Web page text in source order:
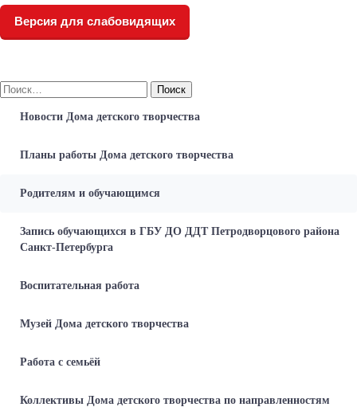
Версия для слабовидящих
Найти:
Новости Дома детского творчества
Планы работы Дома детского творчества
Родителям и обучающимся
Запись обучающихся в ГБУ ДО ДДТ Петродворцового района
Санкт-Петербурга
Воспитательная работа
Музей Дома детского творчества
Работа с семьёй
Коллективы Дома детского творчества по направленностям